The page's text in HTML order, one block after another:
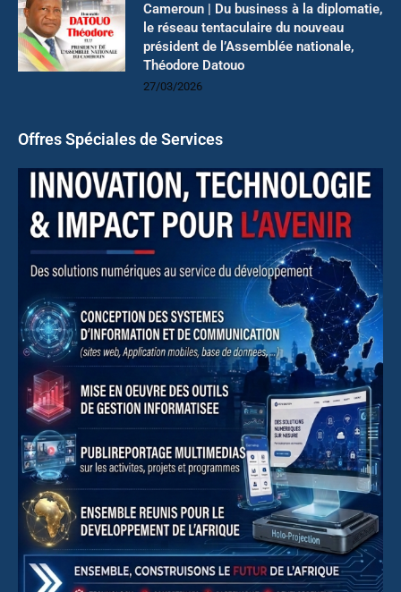
Cameroun | Du business à la diplomatie,
le réseau tentaculaire du nouveau
président de l’Assemblée nationale,
Théodore Datouo
27/03/2026
Offres Spéciales de Services